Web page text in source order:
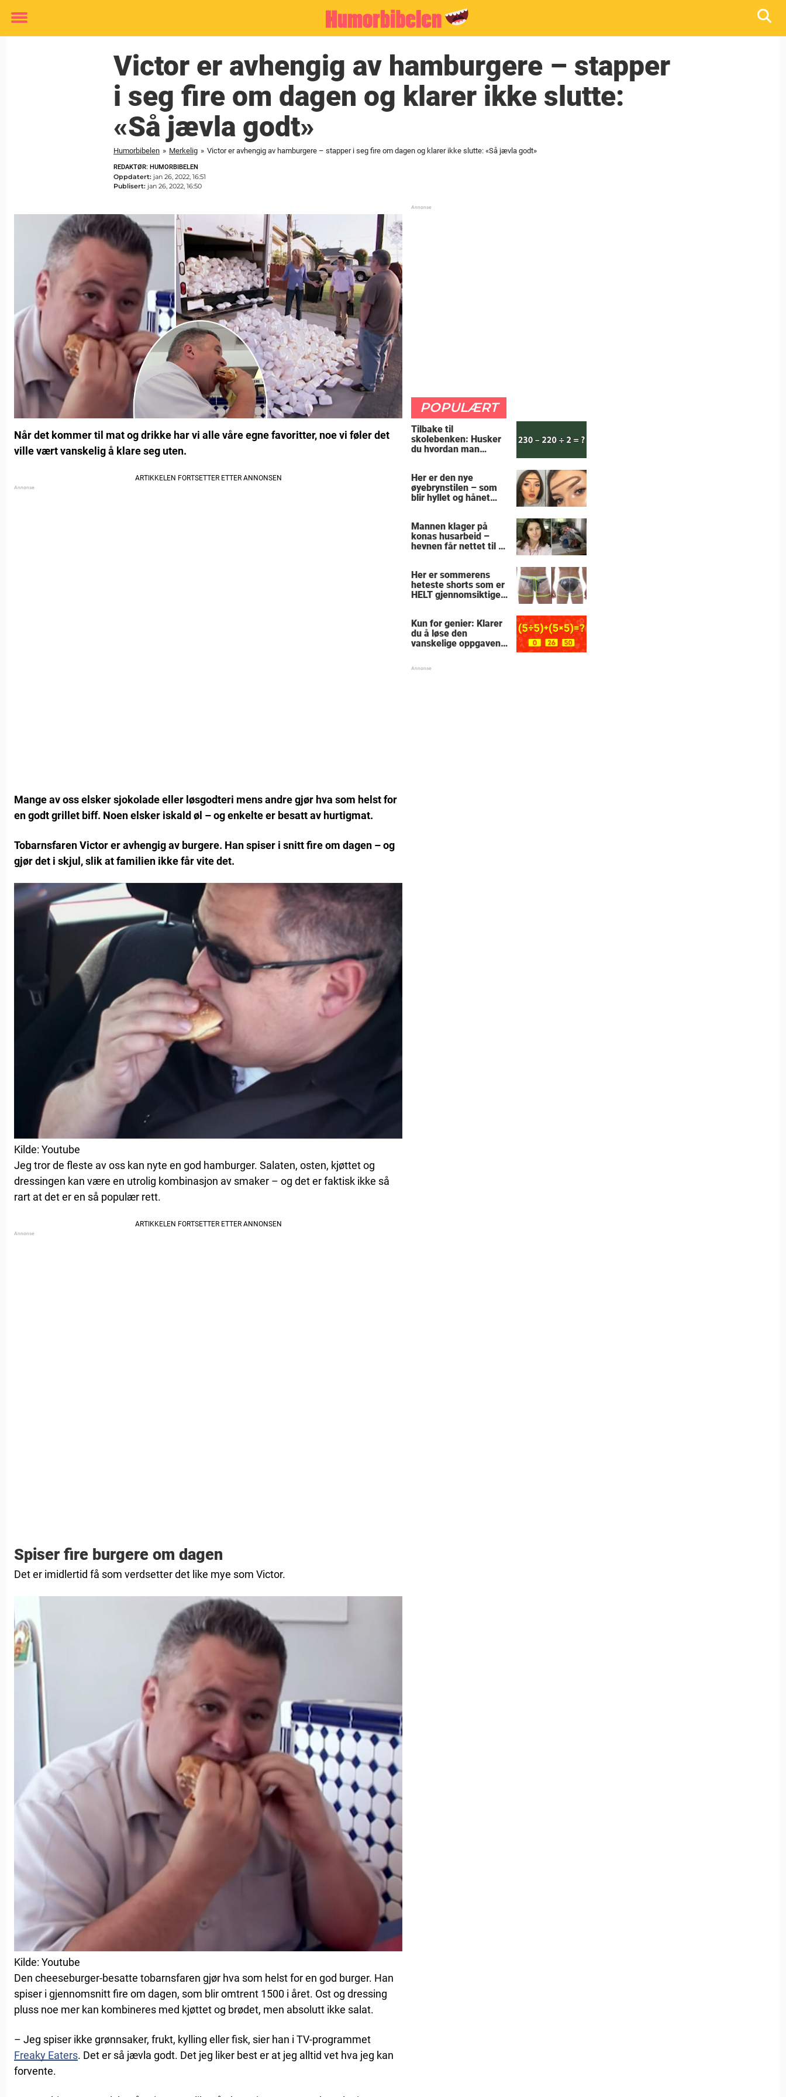
Toggle
Victor er avhengig av hamburgere – stapper
i seg fire om dagen og klarer ikke slutte:
«Så jævla godt»
Humorbibelen » Merkelig » Victor er avhengig av hamburgere – stapper i seg fire om dagen og klarer ikke slutte: «Så jævla godt»
REDAKTØR: HUMORBIBELEN
Oppdatert: jan 26, 2022, 16:51
Publisert: jan 26, 2022, 16:50
Når det kommer til mat og drikke har vi alle våre egne favoritter, noe vi føler det
ville vært vanskelig å klare seg uten.
Mange av oss elsker sjokolade eller løsgodteri mens andre gjør hva som helst for
en godt grillet biff. Noen elsker iskald øl – og enkelte er besatt av hurtigmat.
Tobarnsfaren Victor er avhengig av burgere. Han spiser i snitt fire om dagen – og
gjør det i skjul, slik at familien ikke får vite det.
Kilde: Youtube
Jeg tror de fleste av oss kan nyte en god hamburger. Salaten, osten, kjøttet og
dressingen kan være en utrolig kombinasjon av smaker – og det er faktisk ikke så
rart at det er en så populær rett.
Spiser fire burgere om dagen
Det er imidlertid få som verdsetter det like mye som Victor.
Kilde: Youtube
Den cheeseburger-besatte tobarnsfaren gjør hva som helst for en god burger. Han
spiser i gjennomsnitt fire om dagen, som blir omtrent 1500 i året. Ost og dressing
pluss noe mer kan kombineres med kjøttet og brødet, men absolutt ikke salat.
– Jeg spiser ikke grønnsaker, frukt, kylling eller fisk, sier han i TV-programmet
Freaky Eaters. Det er så jævla godt. Det jeg liker best er at jeg alltid vet hva jeg kan
forvente.
POPULÆRT
Tilbake til
skolebenken: Husker
du hvordan man
Her er den nye
øyebrynstilen – som
blir hyllet og hånet
Mannen klager på
konas husarbeid –
hevnen får nettet til å
Her er sommerens
heteste shorts som er
HELT gjennomsiktige
Kun for genier: Klarer
du å løse den
vanskelige oppgaven